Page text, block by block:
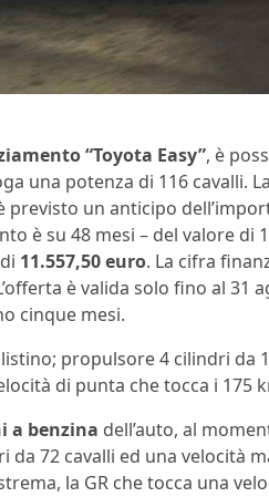
“Toyota Easy”, è
una potenza di 116 cavalli.
previsto un anticipo
è su 48 mesi – del valore di
11.557,50 euro. La cifra
è valida solo fino al
cinque mesi.
propulsore 4 cilindri da
di punta che tocca i 175
a benzina dell’auto, al
da 72 cavalli ed una velocità
la GR che tocca una